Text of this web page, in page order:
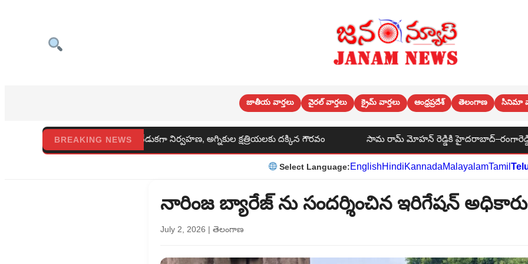
జాతీయ వార్తలు వైరల్ వార్తలు క్రైమ్ వార్తలు ఆంధ్రప్రదేశ్ తెలంగాణ సినిమా
BREAKING NEWS
అధికారిక వేడుకగా నిర్వహణ, అగ్నికుల క్షత్రియలకు దక్కిన గౌరవం సామ రామ్ మోహన్ రెడ్డికి హైదరాబాద్–రంగారెడ్డి–మహబూబ్‌నగర్
Select Language:EnglishHindiKannadaMalayalamTamil
నారింజ బ్యారేజ్ ను సందర్శించిన ఇరిగేషన్
July 2, 2026 | తెలంగాణ